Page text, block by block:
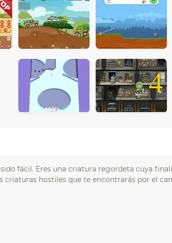
4
fácil. Eres una criatura regordeta cuya
criaturas hostiles que te encontrarás por el